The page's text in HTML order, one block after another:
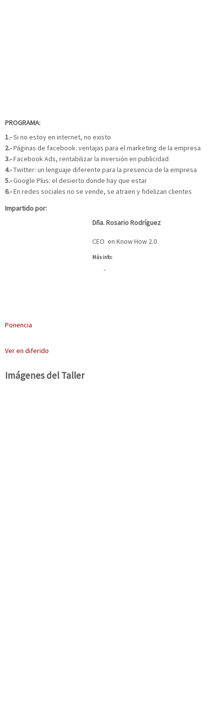
PROGRAMA:
1.-Si no estoy en internet, no existo
2.-Páginas de facebook: ventajas para el marketing de la empresa
3.-Facebook Ads, rentabilizar la inversión en publicidad
4.-Twitter: un lenguaje diferente para la presencia de la empresa
5.-Google Plus: el desierto donde hay que estar
6.-En redes sociales no se vende, se atraen y fidelizan clientes
Impartido por:
Dña. Rosario Rodríguez
CEO en Know How 2.0
Más info:
-
Ponencia
Ver en diferido
Imágenes del Taller